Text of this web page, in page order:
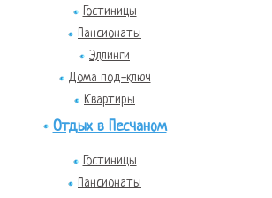
Гостиницы
Пансионаты
Эллинги
Дома под-ключ
Квартиры
Отдых в Песчаном
Гостиницы
Пансионаты